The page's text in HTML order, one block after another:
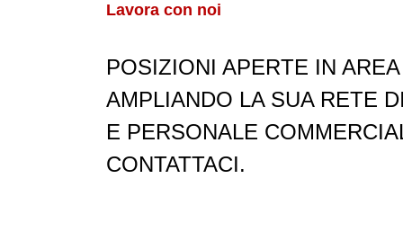
Lavora con noi
POSIZIONI APERTE IN
AMPLIANDO LA SUA RETE
E PERSONALE
CONTATTACI.